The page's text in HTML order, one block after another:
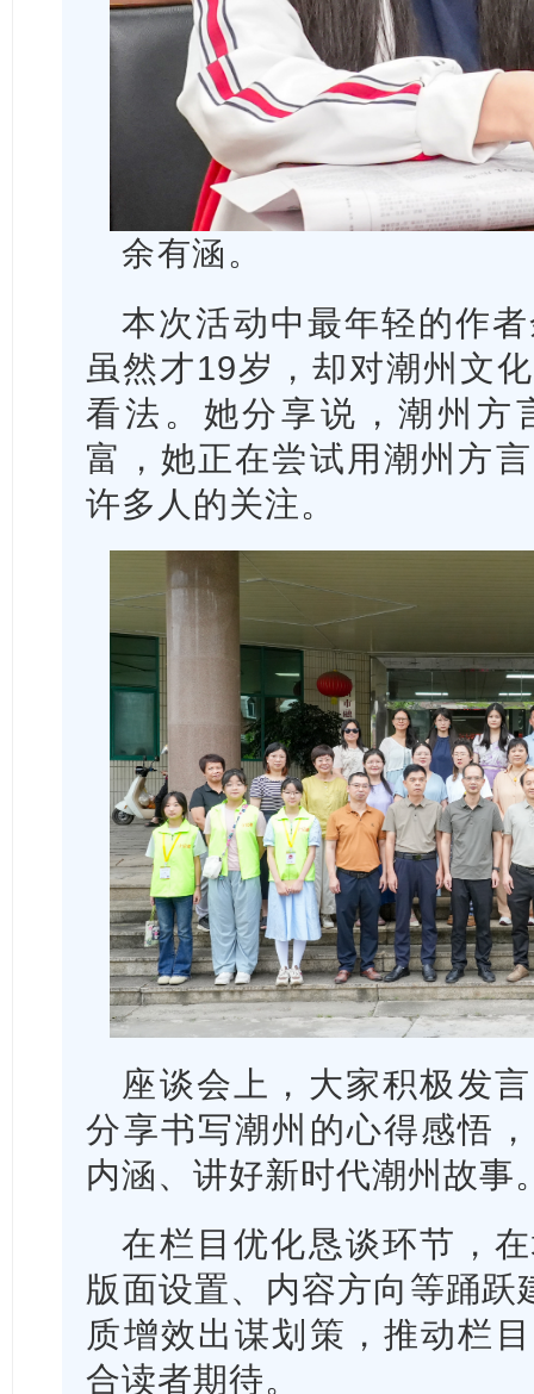
余有涵。
本次活动中最年轻的作
虽然才19岁，却对潮州文
看法。她分享说，潮州方
富，她正在尝试用潮州方
许多人的关注。
座谈会上，大家积极发
分享书写潮州的心得感悟
内涵、讲好新时代潮州故事
在栏目优化恳谈环节，
版面设置、内容方向等踊跃
质增效出谋划策，推动栏
合读者期待。